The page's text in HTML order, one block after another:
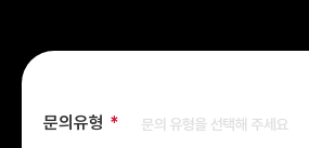
문의유형